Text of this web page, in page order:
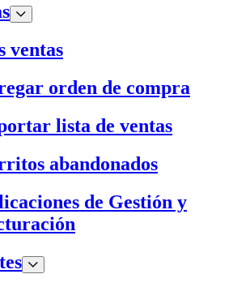
ventas
orden de compra
lista de ventas
abandonados
de Gestión y